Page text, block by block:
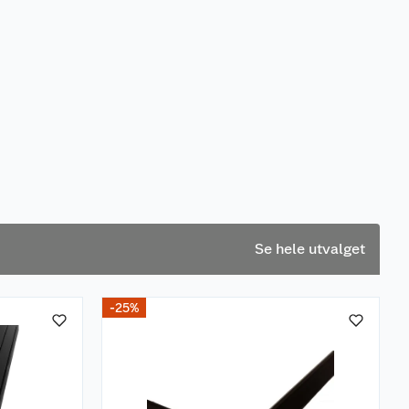
Se hele utvalget
-25%